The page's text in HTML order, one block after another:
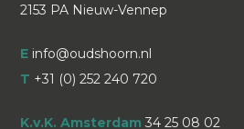
2153 PA Nieuw-Vennep
E info@oudshoorn.nl
T +31 (0) 252 240 720
K.v.K. Amsterdam 34 25 08 02